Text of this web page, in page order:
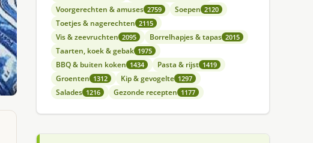
Voorgerechten & amuses 2759 Soepen 2120
Toetjes & nagerechten 2115
Vis & zeevruchten 2095 Borrelhapjes & tapas 2015
Taarten, koek & gebak 1975
BBQ & buiten koken 1434 Pasta & rijst 1419
Groenten 1312 Kip & gevogelte 1297
Salades 1216 Gezonde recepten 1177